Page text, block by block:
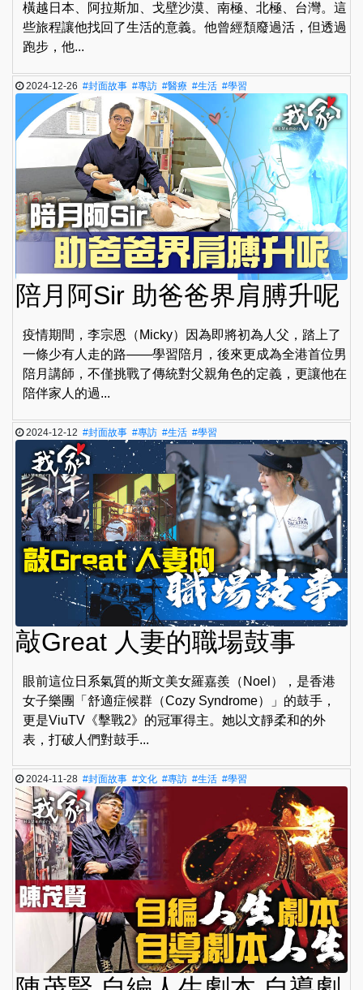
橫越日本、阿拉斯加、戈壁沙漠、南極、北極、台灣。這
些旅程讓他找回了生活的意義。他曾經頹廢過活，但透過
跑步，他...
2024-12-26#封面故事 #專訪 #醫療 #生活 #學習
陪月阿Sir 助爸爸界肩膊升呢
疫情期間，李宗恩（Micky）因為即將初為人父，踏上了
一條少有人走的路——學習陪月，後來更成為全港首位男
陪月講師，不僅挑戰了傳統對父親角色的定義，更讓他在
陪伴家人的過...
2024-12-12#封面故事 #專訪 #生活 #學習
敲Great 人妻的職場鼓事
眼前這位日系氣質的斯文美女羅嘉羨（Noel），是香港
女子樂團「舒適症候群（Cozy Syndrome）」的鼓手，
更是ViuTV《擊戰2》的冠軍得主。她以文靜柔和的外
表，打破人們對鼓手...
2024-11-28#封面故事 #文化 #專訪 #生活 #學習